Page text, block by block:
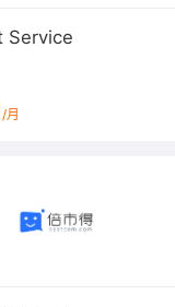
Service
/月